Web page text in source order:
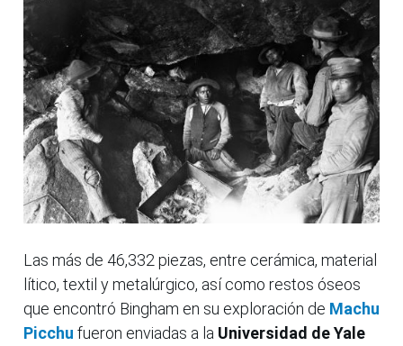
Las más de 46,332 piezas, entre cerámica, material
lítico, textil y metalúrgico, así como restos óseos
que encontró Bingham en su exploración de Machu
Picchu fueron enviadas a la Universidad de Yale